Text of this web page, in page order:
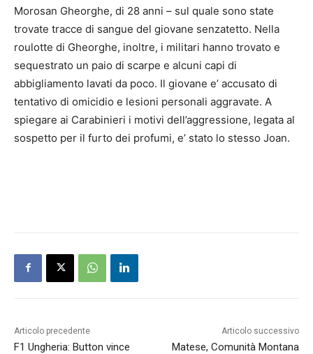
Morosan Gheorghe, di 28 anni – sul quale sono state
trovate tracce di sangue del giovane senzatetto. Nella
roulotte di Gheorghe, inoltre, i militari hanno trovato e
sequestrato un paio di scarpe e alcuni capi di
abbigliamento lavati da poco. Il giovane e’ accusato di
tentativo di omicidio e lesioni personali aggravate. A
spiegare ai Carabinieri i motivi dell’aggressione, legata al
sospetto per il furto dei profumi, e’ stato lo stesso Joan.
Articolo precedente
F1 Ungheria: Button vince
Articolo successivo
Matese, Comunità Montana